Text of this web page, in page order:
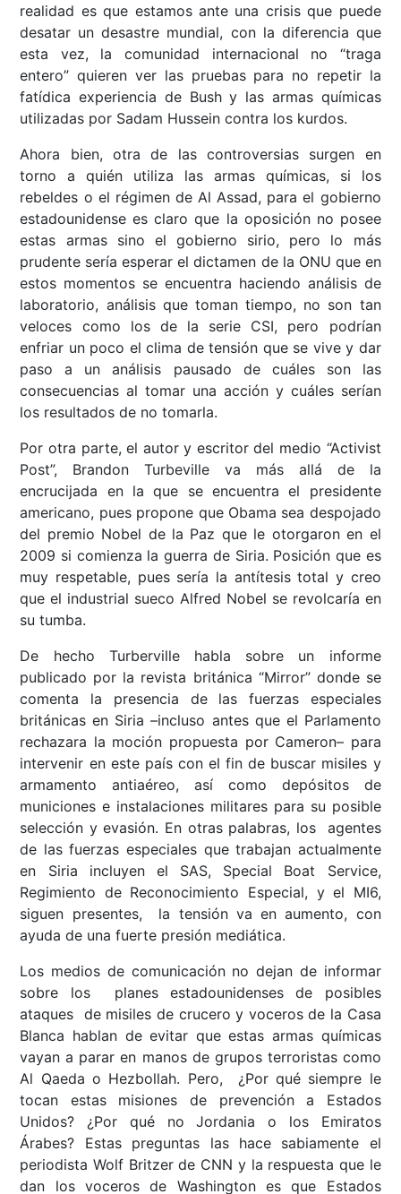
realidad es que estamos ante una crisis que puede
desatar un desastre mundial, con la diferencia que
esta vez, la comunidad internacional no “traga
entero” quieren ver las pruebas para no repetir la
fatídica experiencia de Bush y las armas químicas
utilizadas por Sadam Hussein contra los kurdos.
Ahora bien, otra de las controversias surgen en
torno a quién utiliza las armas químicas, si los
rebeldes o el régimen de Al Assad, para el gobierno
estadounidense es claro que la oposición no posee
estas armas sino el gobierno sirio, pero lo más
prudente sería esperar el dictamen de la ONU que en
estos momentos se encuentra haciendo análisis de
laboratorio, análisis que toman tiempo, no son tan
veloces como los de la serie CSI, pero podrían
enfriar un poco el clima de tensión que se vive y dar
paso a un análisis pausado de cuáles son las
consecuencias al tomar una acción y cuáles serían
los resultados de no tomarla.
Por otra parte, el autor y escritor del medio “Activist
Post”, Brandon Turbeville va más allá de la
encrucijada en la que se encuentra el presidente
americano, pues propone que Obama sea despojado
del premio Nobel de la Paz que le otorgaron en el
2009 si comienza la guerra de Siria. Posición que es
muy respetable, pues sería la antítesis total y creo
que el industrial sueco Alfred Nobel se revolcaría en
su tumba.
De hecho Turberville habla sobre un informe
publicado por la revista británica “Mirror” donde se
comenta la presencia de las fuerzas especiales
británicas en Siria –incluso antes que el Parlamento
rechazara la moción propuesta por Cameron– para
intervenir en este país con el fin de buscar misiles y
armamento antiaéreo, así como depósitos de
municiones e instalaciones militares para su posible
selección y evasión. En otras palabras, los agentes
de las fuerzas especiales que trabajan actualmente
en Siria incluyen el SAS, Special Boat Service,
Regimiento de Reconocimiento Especial, y el MI6,
siguen presentes, la tensión va en aumento, con
ayuda de una fuerte presión mediática.
Los medios de comunicación no dejan de informar
sobre los planes estadounidenses de posibles
ataques de misiles de crucero y voceros de la Casa
Blanca hablan de evitar que estas armas químicas
vayan a parar en manos de grupos terroristas como
Al Qaeda o Hezbollah. Pero, ¿Por qué siempre le
tocan estas misiones de prevención a Estados
Unidos? ¿Por qué no Jordania o los Emiratos
Árabes? Estas preguntas las hace sabiamente el
periodista Wolf Britzer de CNN y la respuesta que le
dan los voceros de Washington es que Estados